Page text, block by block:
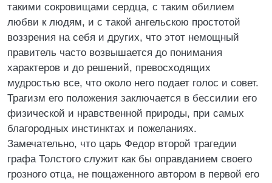
такими сокровищами сердца, с таким обилием
любви к людям, и с такой ангельскою простотой
воззрения на себя и других, что этот немощный
правитель часто возвышается до понимания
характеров и до решений, превосходящих
мудростью все, что около него подает голос и совет.
Трагизм его положения заключается в бессилии его
физической и нравственной природы, при самых
благородных инстинктах и пожеланиях.
Замечательно, что царь Федор второй трагедии
графа Толстого служит как бы оправданием своего
грозного отца, не пощаженного автором в первой его